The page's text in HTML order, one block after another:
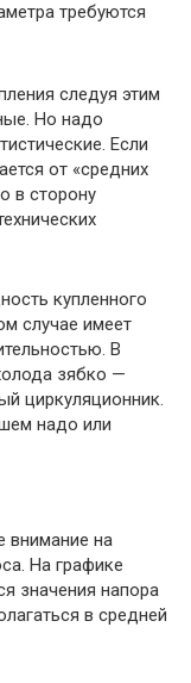
требуются
следуя этим
Но надо
Если
от «средних
в сторону
купленного
случае имеет
В
зябко —
циркуляционник.
надо или
внимание на
На графике
значения напора
в средней